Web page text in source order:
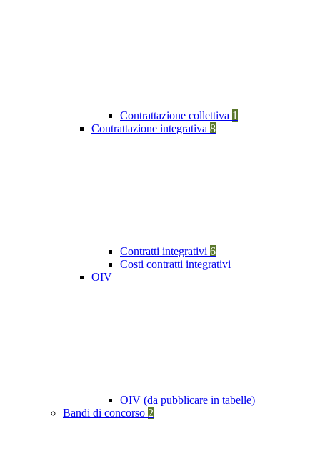
Contrattazione collettiva 1
Contrattazione integrativa 8
Contratti integrativi 6
Costi contratti integrativi
OIV
OIV (da pubblicare in tabelle)
Bandi di concorso 2